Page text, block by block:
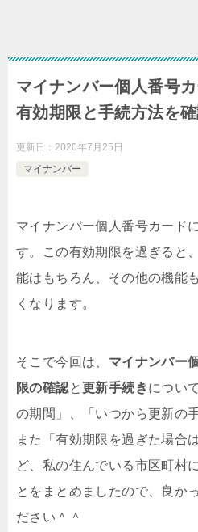
マイナンバー個人番号
有効期限と手続方法を
更新日： 2020年7月25日
マイナンバー
マイナンバー個人番号カード
す。この有効期限を過ぎると
能はもちろん、その他の機能
くなります。
そこで今回は、 マイナンバー
限の確認と更新手続きについ
の期間」、「いつから更新の
また「有効期限を過ぎた場合
ど、私の住んでいる市区町村
とをまとめましたので、良か
ださい＾＾